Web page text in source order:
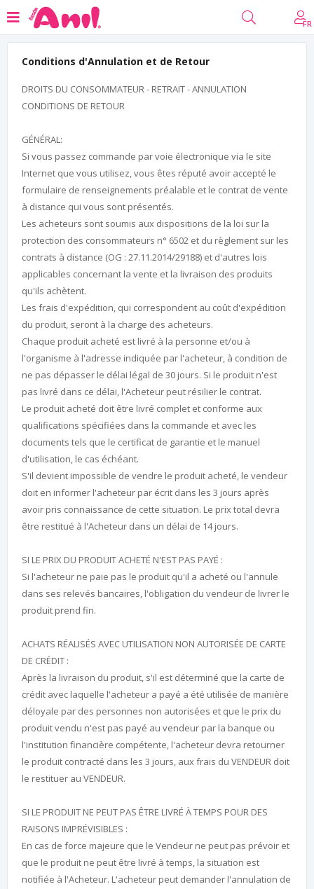
FR
Conditions d'Annulation et de Retour
DROITS DU CONSOMMATEUR - RETRAIT - ANNULATION
CONDITIONS DE RETOUR
GÉNÉRAL:
Si vous passez commande par voie électronique via le site
Internet que vous utilisez, vous êtes réputé avoir accepté le
formulaire de renseignements préalable et le contrat de vente
à distance qui vous sont présentés.
Les acheteurs sont soumis aux dispositions de la loi sur la
protection des consommateurs n° 6502 et du règlement sur les
contrats à distance (OG : 27.11.2014/29188) et d'autres lois
applicables concernant la vente et la livraison des produits
qu'ils achètent.
Les frais d'expédition, qui correspondent au coût d'expédition
du produit, seront à la charge des acheteurs.
Chaque produit acheté est livré à la personne et/ou à
l'organisme à l'adresse indiquée par l'acheteur, à condition de
ne pas dépasser le délai légal de 30 jours. Si le produit n'est
pas livré dans ce délai, l'Acheteur peut résilier le contrat.
Le produit acheté doit être livré complet et conforme aux
qualifications spécifiées dans la commande et avec les
documents tels que le certificat de garantie et le manuel
d'utilisation, le cas échéant.
S'il devient impossible de vendre le produit acheté, le vendeur
doit en informer l'acheteur par écrit dans les 3 jours après
avoir pris connaissance de cette situation. Le prix total devra
être restitué à l'Acheteur dans un délai de 14 jours.
SI LE PRIX DU PRODUIT ACHETÉ N'EST PAS PAYÉ :
Si l'acheteur ne paie pas le produit qu'il a acheté ou l'annule
dans ses relevés bancaires, l'obligation du vendeur de livrer le
produit prend fin.
ACHATS RÉALISÉS AVEC UTILISATION NON AUTORISÉE DE CARTE
DE CRÉDIT :
Après la livraison du produit, s'il est déterminé que la carte de
crédit avec laquelle l'acheteur a payé a été utilisée de manière
déloyale par des personnes non autorisées et que le prix du
produit vendu n'est pas payé au vendeur par la banque ou
l'institution financière compétente, l'acheteur devra retourner
le produit contracté dans les 3 jours, aux frais du VENDEUR doit
le restituer au VENDEUR.
SI LE PRODUIT NE PEUT PAS ÊTRE LIVRÉ À TEMPS POUR DES
RAISONS IMPRÉVISIBLES :
En cas de force majeure que le Vendeur ne peut pas prévoir et
que le produit ne peut être livré à temps, la situation est
notifiée à l'Acheteur. L'acheteur peut demander l'annulation de